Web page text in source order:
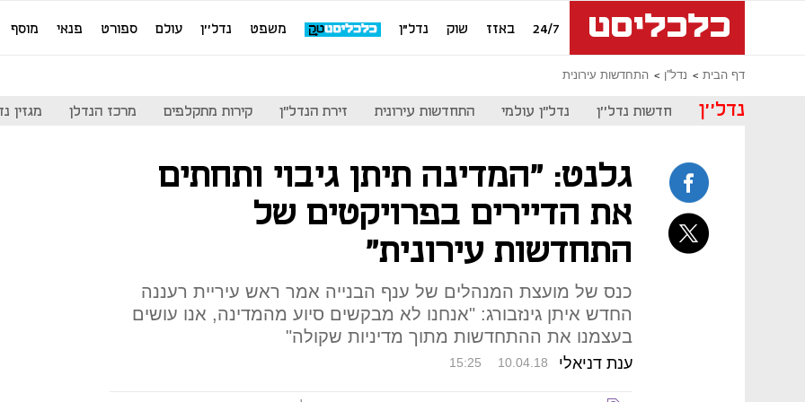
24/7 באזז שוק נדל"ן משפט נדל''ן עולם ספורט פנאי מוסף
דף הבית נדל''ן התחדשות עירונית
נדל''ן חדשות נדל''ן נדל"ן עולמי התחדשות עירונית זירת הנדל"ן קירות מתקלפים מרכז הנדלן מגזין
גלנט: "המדינה תיתן גיבוי ותחתים
את הדיירים בפרויקטים של
התחדשות עירונית"
כנס של מועצת המנהלים של ענף הבנייה אמר ראש עיריית רעננה
החדש איתן גינזבורג: "אנחנו לא מבקשים סיוע מהמדינה, אנו עושים
בעצמנו את ההתחדשות מתוך מדיניות שקולה"
ענת דניאלי 15:25 10.04.18